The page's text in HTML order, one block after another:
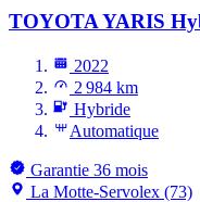
TOYOTA YARIS
2022
2 984 km
Hybride
Automatique
Garantie 36 mois
La Motte-Servolex (73)